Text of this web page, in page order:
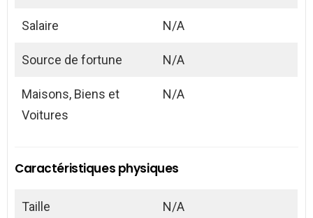
Salaire N/A
Source de fortune N/A
Maisons, Biens et
Voitures
N/A
Caractéristiques physiques
Taille N/A